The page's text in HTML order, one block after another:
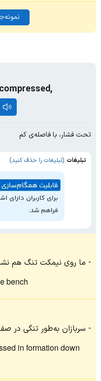
تحت فشار، با فاصله‌ی کم
تبلیغات (تبلیغات را حذف کنید)
ما روی نیمکت تنگ هم
bench
سربازان به‌طور تنگی در
in formation down